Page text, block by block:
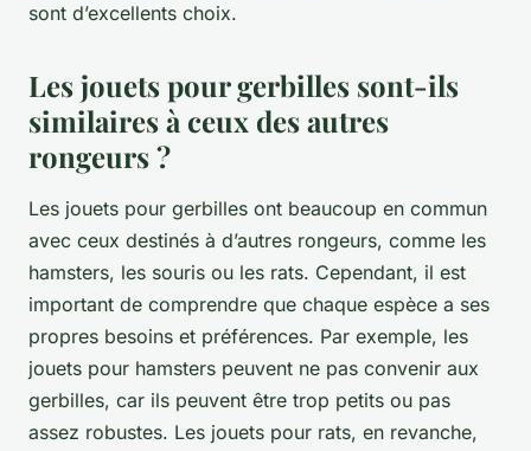
sont d’excellents choix.
Les jouets pour gerbilles sont-ils
similaires à ceux des autres
rongeurs ?
Les jouets pour gerbilles ont beaucoup en commun
avec ceux destinés à d’autres rongeurs, comme les
hamsters, les souris ou les rats. Cependant, il est
important de comprendre que chaque espèce a ses
propres besoins et préférences. Par exemple, les
jouets pour hamsters peuvent ne pas convenir aux
gerbilles, car ils peuvent être trop petits ou pas
assez robustes. Les jouets pour rats, en revanche,